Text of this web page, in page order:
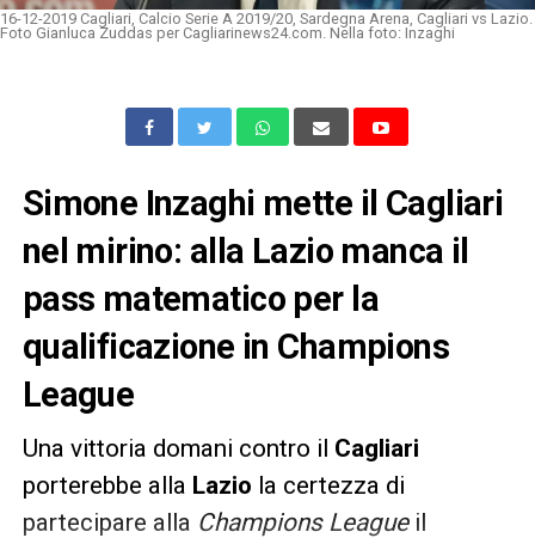
16-12-2019 Cagliari, Calcio Serie A 2019/20, Sardegna Arena, Cagliari vs Lazio.
Foto Gianluca Zuddas per Cagliarinews24.com. Nella foto: Inzaghi
Simone Inzaghi mette il Cagliari
nel mirino: alla Lazio manca il
pass matematico per la
qualificazione in Champions
League
Una vittoria domani contro il Cagliari
porterebbe alla Lazio la certezza di
partecipare alla Champions Leagueil